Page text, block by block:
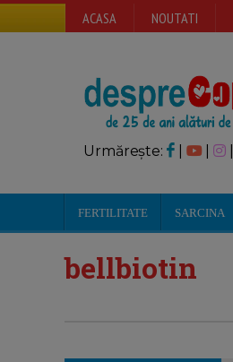
ACASA NOUTATI
Urmărește: |
FERTILITATE SARCINA
bellbiotin